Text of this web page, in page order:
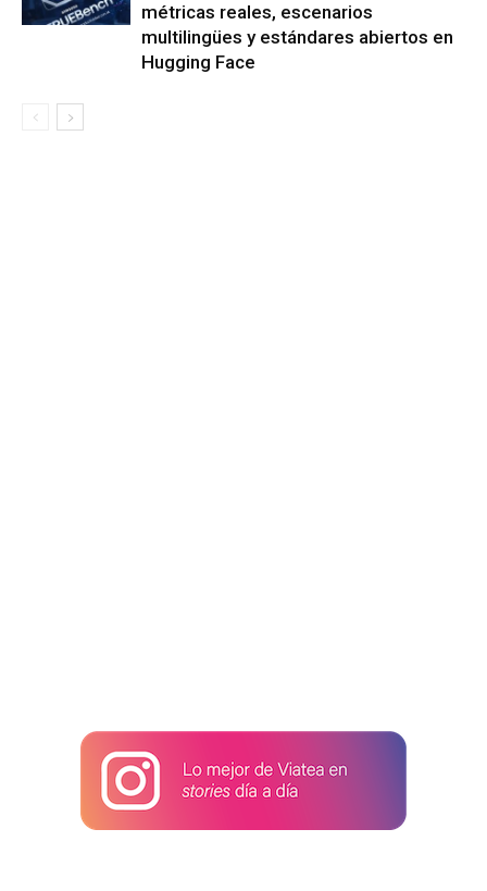
métricas reales, escenarios
multilingües y estándares abiertos en
Hugging Face